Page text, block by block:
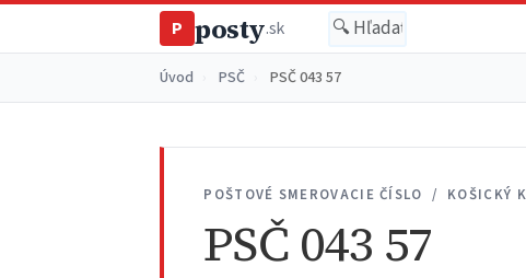
P posty.sk
Úvod PSČ PSČ 043 57
POŠTOVÉ SMEROVACIE ČÍSLO / KOŠICKÝ
PSČ 043 57